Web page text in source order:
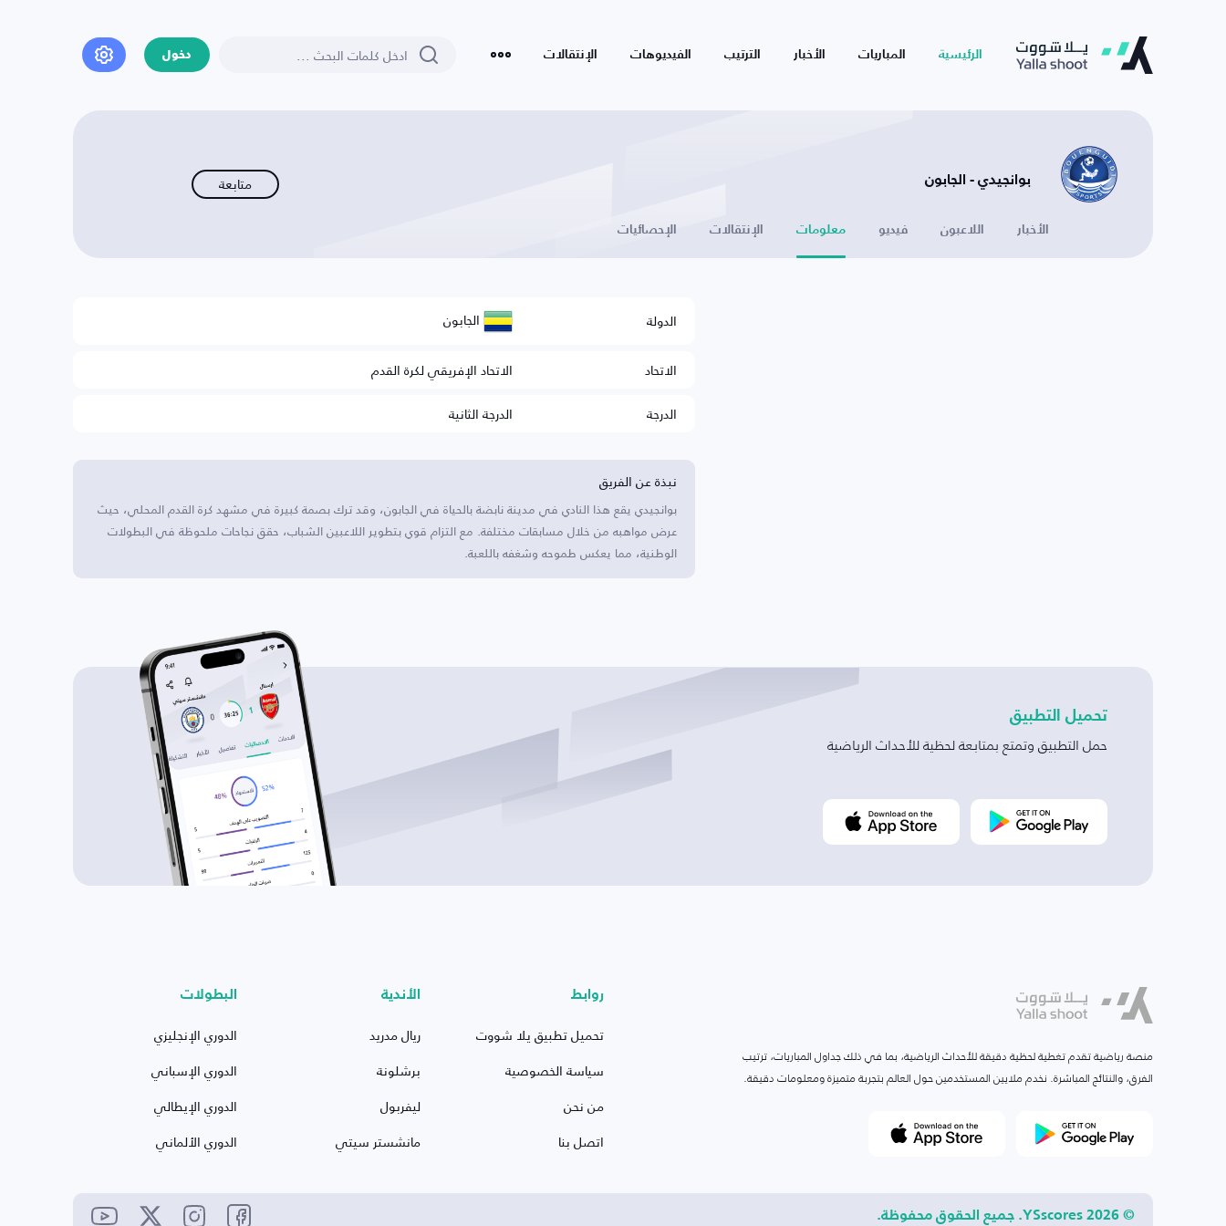
الرئيسية المباريات الأخبار الترتيب الفيديوهات الإنتقالات دخول
بوانجيدي - الجابون متابعة
الأخبار اللاعبون فيديو معلومات الإنتقالات الإحصائيات
الدولة الجابون
الاتحاد
الاتحاد الإفريقي لكرة القدم
الدرجة
الدرجة الثانية
نبذة عن الفريق
بوانجيدي يقع هذا النادي في مدينة نابضة بالحياة في الجابون، وقد ترك بصمة كبيرة في مشهد كرة القدم المحلي، حيث
عرض مواهبه من خلال مسابقات مختلفة. مع التزام قوي بتطوير اللاعبين الشباب، حقق نجاحات ملحوظة في البطولات
الوطنية، مما يعكس طموحه وشغفه باللعبة.
تحميل التطبيق
حمل التطبيق وتمتع بمتابعة لحظية للأحداث الرياضية
منصة رياضية تقدم تغطية لحظية دقيقة للأحداث الرياضية، بما في ذلك جداول المباريات، ترتيب
الفرق، والنتائج المباشرة. نخدم ملايين المستخدمين حول العالم بتجربة متميزة ومعلومات دقيقة.
روابط
تحميل تطبيق يلا شووت
سياسة الخصوصية
من نحن
اتصل بنا
الأندية
ريال مدريد
برشلونة
ليفربول
مانشستر سيتي
البطولات
الدوري الإنجليزي
الدوري الإسباني
الدوري الإيطالي
الدوري الألماني
© 2026 YSscores. جميع الحقوق محفوظة.